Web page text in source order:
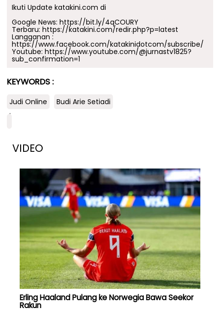
Ikuti Update katakini.com di
Google News: https://bit.ly/4qCOURY
Terbaru: https://katakini.com/redir.php?p=latest
Langganan :
https://www.facebook.com/katakinidotcom/subscribe/
Youtube: https://www.youtube.com/@jurnastv1825?
sub_confirmation=1
KEYWORDS :
Judi Online
Budi Arie Setiadi
.
VIDEO
Erling Haaland Pulang ke Norwegia Bawa Seekor
Rakun